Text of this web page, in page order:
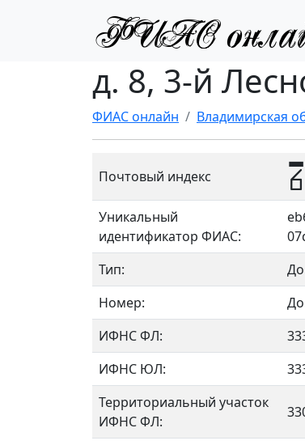
д. 8, 3-й
ФИАС онлайн Владимирская
Почтовый индекс
Уникальный
идентификатор ФИАС:
Тип:
Номер:
ИФНС ФЛ:
ИФНС ЮЛ:
Территориальный участок
ИФНС ФЛ: